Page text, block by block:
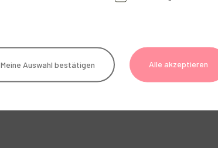
Meine Auswahl bestätigen Alle akzeptieren